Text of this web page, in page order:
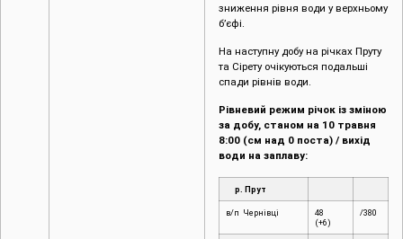
зниження рівня води у верхньому
б’єфі.
На наступну добу на річках Пруту
та Сірету очікуються подальші
спади рівнів води.
Рівневий режим річок із зміною
за добу, станом на 10 травня
8:00 (см над 0 поста) / вихід
води на заплаву:
р. Прут
в/п Чернівці
48
(+6)
/380